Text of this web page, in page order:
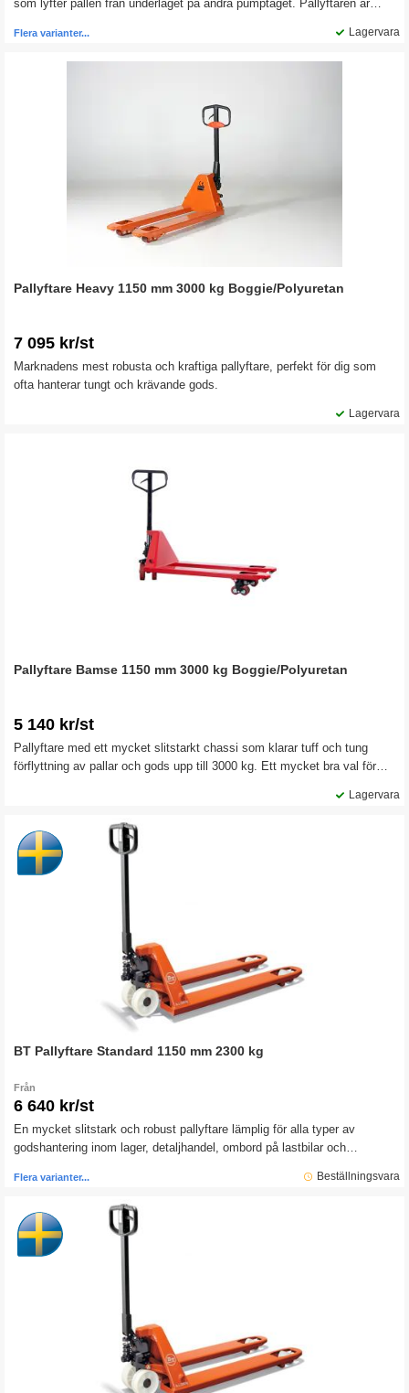
som lyfter pallen från underlaget på andra pumptaget. Pallyftaren är
Robust konstruktion för lång livslängd, 3 års garanti på pumpen.
Lagervara
Flera varianter...
Pallyftare Heavy 1150 mm 3000 kg Boggie/Polyuretan
7 095 kr/st
Marknadens mest robusta och kraftiga pallyftare, perfekt för dig som
ofta hanterar tungt och krävande gods.
Lagervara
Pallyftare Bamse 1150 mm 3000 kg Boggie/Polyuretan
5 140 kr/st
Pallyftare med ett mycket slitstarkt chassi som klarar tuff och tung
förflyttning av pallar och gods upp till 3000 kg. Ett mycket bra val för
Lagervara
BT Pallyftare Standard 1150 mm 2300 kg
Från
6 640 kr/st
En mycket slitstark och robust pallyftare lämplig för alla typer av
godshantering inom lager, detaljhandel, ombord på lastbilar och
Beställningsvara
Flera varianter...